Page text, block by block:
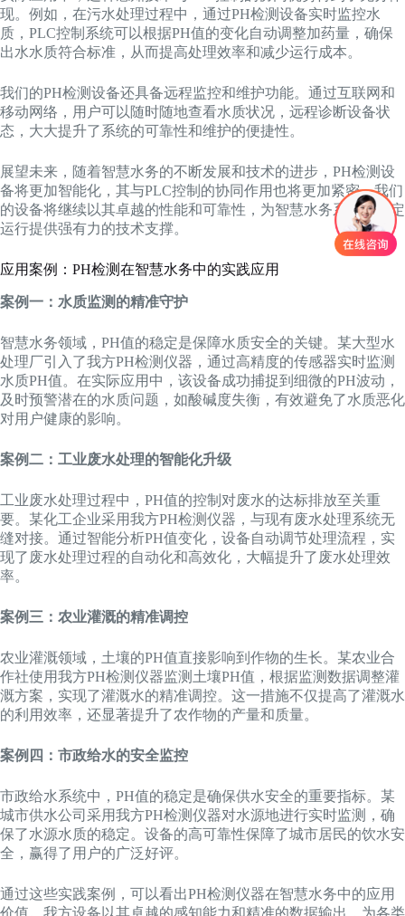
现。例如，在污水处理过程中，通过PH检测设备实时监控水
质，PLC控制系统可以根据PH值的变化自动调整加药量，确保
出水水质符合标准，从而提高处理效率和减少运行成本。
我们的PH检测设备还具备远程监控和维护功能。通过互联网和
移动网络，用户可以随时随地查看水质状况，远程诊断设备状
态，大大提升了系统的可靠性和维护的便捷性。
展望未来，随着智慧水务的不断发展和技术的进步，PH检测设
备将更加智能化，其与PLC控制的协同作用也将更加紧密。我们
的设备将继续以其卓越的性能和可靠性，为智慧水务系统的稳定
运行提供强有力的技术支撑。
应用案例：PH检测在智慧水务中的实践应用
案例一：水质监测的精准守护
智慧水务领域，PH值的稳定是保障水质安全的关键。某大型水
处理厂引入了我方PH检测仪器，通过高精度的传感器实时监测
水质PH值。在实际应用中，该设备成功捕捉到细微的PH波动，
及时预警潜在的水质问题，如酸碱度失衡，有效避免了水质恶化
对用户健康的影响。
案例二：工业废水处理的智能化升级
工业废水处理过程中，PH值的控制对废水的达标排放至关重
要。某化工企业采用我方PH检测仪器，与现有废水处理系统无
缝对接。通过智能分析PH值变化，设备自动调节处理流程，实
现了废水处理过程的自动化和高效化，大幅提升了废水处理效
率。
案例三：农业灌溉的精准调控
农业灌溉领域，土壤的PH值直接影响到作物的生长。某农业合
作社使用我方PH检测仪器监测土壤PH值，根据监测数据调整灌
溉方案，实现了灌溉水的精准调控。这一措施不仅提高了灌溉水
的利用效率，还显著提升了农作物的产量和质量。
案例四：市政给水的安全监控
市政给水系统中，PH值的稳定是确保供水安全的重要指标。某
城市供水公司采用我方PH检测仪器对水源地进行实时监测，确
保了水源水质的稳定。设备的高可靠性保障了城市居民的饮水安
全，赢得了用户的广泛好评。
通过这些实践案例，可以看出PH检测仪器在智慧水务中的应用